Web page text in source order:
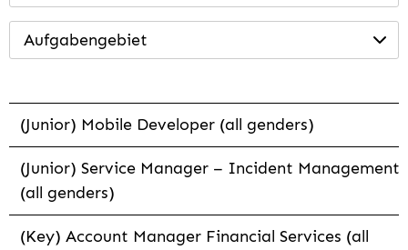
Aufgabengebiet
(Junior) Mobile Developer (all genders)
(Junior) Service Manager – Incident Management
(all genders)
(Key) Account Manager Financial Services (all